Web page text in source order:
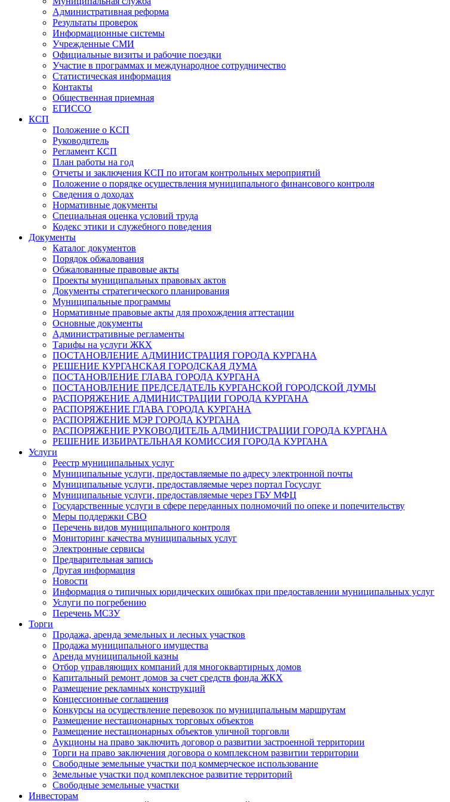
Административная реформа
Результаты проверок
Информационные системы
Учрежденные СМИ
Официальные визиты и рабочие поездки
Участие в программах и международное сотрудничество
Статистическая информация
Контакты
Общественная приемная
ЕГИССО
КСП
Положение о КСП
Руководитель
Регламент КСП
План работы на год
Отчеты и заключения КСП по итогам контрольных мероприятий
Положение о порядке осуществления муниципального финансового контроля
Сведения о доходах
Нормативные документы
Специальная оценка условий труда
Кодекс этики и служебного поведения
Документы
Каталог документов
Порядок обжалования
Обжалованные правовые акты
Проекты муниципальных правовых актов
Документы стратегического планирования
Муниципальные программы
Нормативные правовые акты для прохождения аттестации
Основные документы
Административные регламенты
Тарифы на услуги ЖКХ
ПОСТАНОВЛЕНИЕ АДМИНИСТРАЦИЯ ГОРОДА КУРГАНА
РЕШЕНИЕ КУРГАНСКАЯ ГОРОДСКАЯ ДУМА
ПОСТАНОВЛЕНИЕ ГЛАВА ГОРОДА КУРГАНА
ПОСТАНОВЛЕНИЕ ПРЕДСЕДАТЕЛЬ КУРГАНСКОЙ ГОРОДСКОЙ ДУМЫ
РАСПОРЯЖЕНИЕ АДМИНИСТРАЦИИ ГОРОДА КУРГАНА
РАСПОРЯЖЕНИЕ ГЛАВА ГОРОДА КУРГАНА
РАСПОРЯЖЕНИЕ МЭР ГОРОДА КУРГАНА
РАСПОРЯЖЕНИЕ РУКОВОДИТЕЛЬ АДМИНИСТРАЦИИ ГОРОДА КУРГАНА
РЕШЕНИЕ ИЗБИРАТЕЛЬНАЯ КОМИССИЯ ГОРОДА КУРГАНА
Услуги
Реестр муниципальных услуг
Муниципальные услуги, предоставляемые по адресу электронной почты
Муниципальные услуги, предоставляемые через портал Госуслуг
Муниципальные услуги, предоставляемые через ГБУ МФЦ
Государственные услуги в сфере переданных полномочий по опеке и попечительству
Меры поддержки СВО
Перечень видов муниципального контроля
Мониторинг качества муниципальных услуг
Электронные сервисы
Предварительная запись
Другая информация
Новости
Информация о типичных юридических ошибках при предоставлении муниципальных услуг
Услуги по погребению
Перечень МСЗУ
Торги
Продажа, аренда земельных и лесных участков
Продажа муниципального имущества
Аренда муниципальной казны
Отбор управляющих компаний для многоквартирных домов
Капитальный ремонт домов за счет средств фонда ЖКХ
Размещение рекламных конструкций
Концессионные соглашения
Конкурсы на осуществление перевозок по муниципальным маршрутам
Размещение нестационарных торговых объектов
Размещение нестационарных объектов уличной торговли
Аукционы на право заключить договор о развитии застроенной территории
Торги на право заключения договора о комплексном развитии территории
Свободные земельные участки под коммерческое использование
Земельные участки под комплексное развитие территорий
Свободные земельные участки
Инвесторам